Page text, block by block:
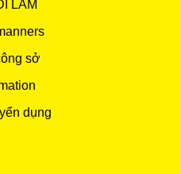
LÀM
sở
dụng